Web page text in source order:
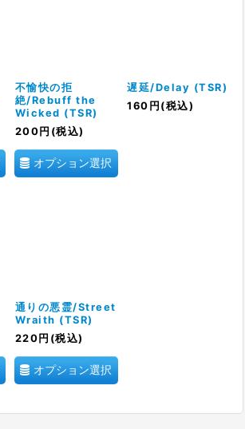
絞り込む
不愉快の拒
絶/Rebuff the
Wicked (TSR)
200 円 (税込)
オプション選択
遅延/Delay (TSR)
160 円 (税込)
通りの悪霊/Street
Wraith (TSR)
220 円 (税込)
オプション選択